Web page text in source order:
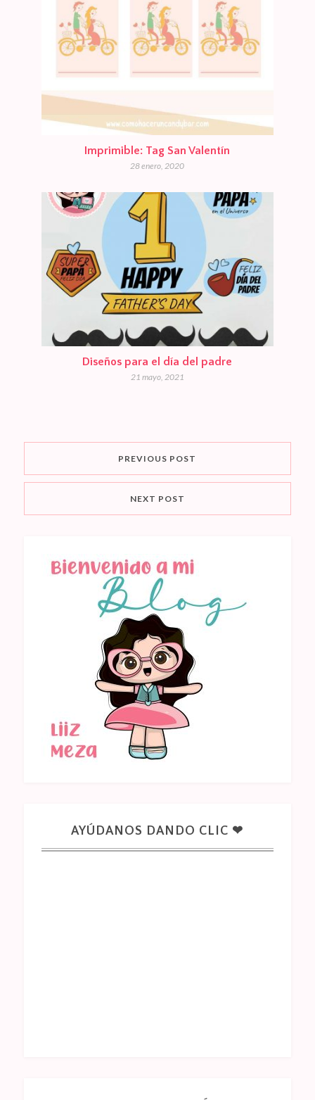
Imprimible: Tag San Valentín
28 enero, 2020
Diseños para el día del padre
21 mayo, 2021
PREVIOUS POST
NEXT POST
AYÚDANOS DANDO CLIC ❤